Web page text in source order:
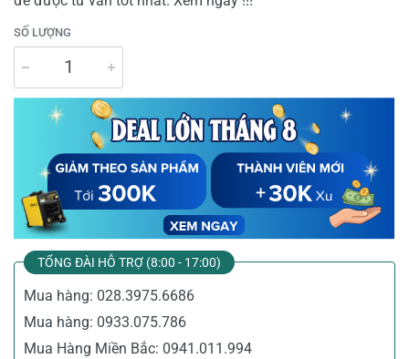
SỐ LƯỢNG
TỔNG ĐÀI HỖ TRỢ (8:00 - 17:00)
Mua hàng: 028.3975.6686
Mua hàng: 0933.075.786
Mua Hàng Miền Bắc: 0941.011.994